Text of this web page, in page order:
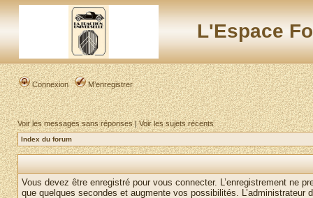
L'Espace
Connexion M’enregistrer
Voir les messages sans réponses|Voir les sujets récents
Index du forum
Vous devez être enregistré pour vous connecter. L’enregistrement ne
que quelques secondes et augmente vos possibilités. L’administrateur